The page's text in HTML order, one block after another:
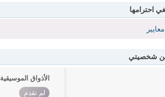
احترامها
عن شخصيتي
الأذواق الموسيقية
لم تقدم